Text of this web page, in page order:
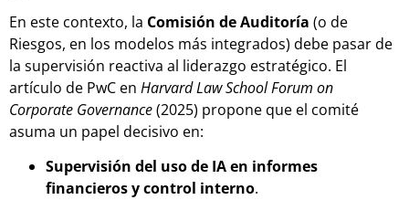
En este contexto, la Comisión de Auditoría (o de
Riesgos, en los modelos más integrados) debe pasar de
la supervisión reactiva al liderazgo estratégico. El
artículo de PwC en Harvard Law School Forum on
Corporate Governance(2025) propone que el comité
asuma un papel decisivo en:
Supervisión del uso de IA en informes
financieros y control interno.